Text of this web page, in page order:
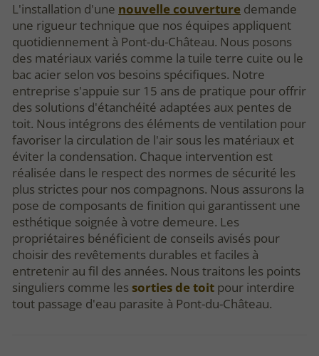
L'installation d'une nouvelle couverture demande
une rigueur technique que nos équipes appliquent
quotidiennement à Pont-du-Château. Nous posons
des matériaux variés comme la tuile terre cuite ou le
bac acier selon vos besoins spécifiques. Notre
entreprise s'appuie sur 15 ans de pratique pour offrir
des solutions d'étanchéité adaptées aux pentes de
toit. Nous intégrons des éléments de ventilation pour
favoriser la circulation de l'air sous les matériaux et
éviter la condensation. Chaque intervention est
réalisée dans le respect des normes de sécurité les
plus strictes pour nos compagnons. Nous assurons la
pose de composants de finition qui garantissent une
esthétique soignée à votre demeure. Les
propriétaires bénéficient de conseils avisés pour
choisir des revêtements durables et faciles à
entretenir au fil des années. Nous traitons les points
singuliers comme les sorties de toit pour interdire
tout passage d'eau parasite à Pont-du-Château.